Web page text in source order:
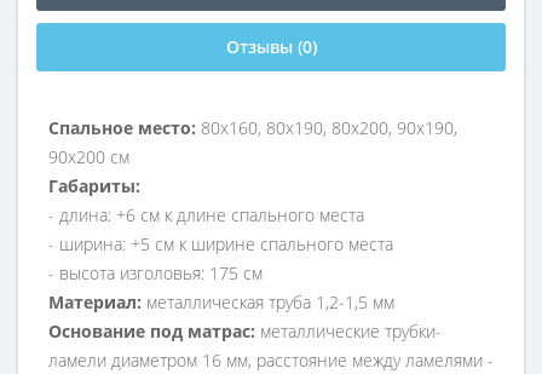
Отзывы (0)
Спальное место: 80х160, 80х190, 80х200, 90х190,
90х200 см
Габариты:
- длина: +6 см к длине спального места
- ширина: +5 см к ширине спального места
- высота изголовья: 175 см
Материал: металлическая труба 1,2-1,5 мм
Основание под матрас: металлические трубки-
ламели диаметром 16 мм, расстояние между ламелями -